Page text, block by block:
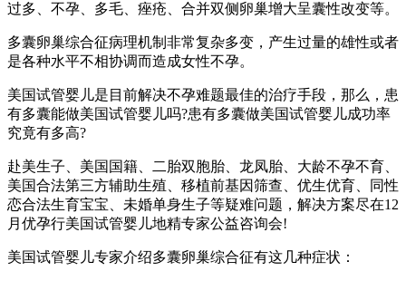
过多、不孕、多毛、痤疮、合并双侧卵巢增大呈囊性改变等。
多囊卵巢综合征病理机制非常复杂多变，产生过量的雄性或者
是各种水平不相协调而造成女性不孕。
美国试管婴儿是目前解决不孕难题最佳的治疗手段，那么，患
有多囊能做美国试管婴儿吗?患有多囊做美国试管婴儿成功率
究竟有多高?
赴美生子、美国国籍、二胎双胞胎、龙凤胎、大龄不孕不育、
美国合法第三方辅助生殖、移植前基因筛查、优生优育、同性
恋合法生育宝宝、未婚单身生子等疑难问题，解决方案尽在12
月优孕行美国试管婴儿地精专家公益咨询会!
美国试管婴儿专家介绍多囊卵巢综合征有这几种症状：